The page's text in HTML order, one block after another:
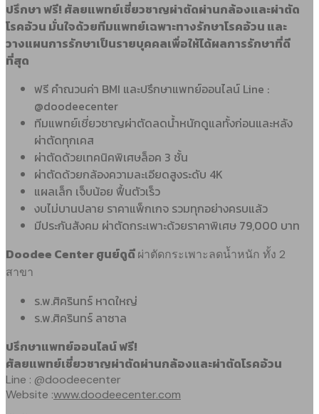
ปรึกษา ฟรี! ศัลยแพทย์เชี่ยวชาญผ่าตัดผ่านกล้องและผ่าตัด
โรคอ้วน มั่นใจด้วยทีมแพทย์เฉพาะทางรักษาโรคอ้วน และ
วางแผนการรักษาเป็นรายบุคคลเพื่อให้ได้ผลการรักษาที่ดี
ที่สุด
ฟรี คำณวนค่า BMI และปรึกษาแพทย์ออนไลน์ Line :
@doodeecenter
ทีมแพทย์เชี่ยวชาญผ่าตัดลดน้ำหนักดูแลทั้งก่อนและหลัง
ผ่าตัดทุกเคส
ผ่าตัดด้วยเทคนิคพิเศษล็อค 3 ชั้น
ผ่าตัดด้วยกล้องความละเอียดสูงระดับ 4K
แผลเล็ก เจ็บน้อย ฟื้นตัวเร็ว
งบไม่บานปลาย ราคาแพ็กเกจ รวมทุกอย่างครบแล้ว
มีประกันสังคม ผ่าตัดกระเพาะด้วยราคาพิเศษ 79,000 บาท
Doodee Center ศูนย์ดูดีผ่าตัดกระเพาะลดน้ำหนัก ทั้ง 2
สาขา
ร.พ.ศิครินทร์ หาดใหญ่
ร.พ.ศิครินทร์ ลาซาล
ปรึกษาแพทย์ออนไลน์ ฟรี!
ศัลยแพทย์เชี่ยวชาญผ่าตัดผ่านกล้องและผ่าตัดโรคอ้วน
Line : @doodeecenter
Website :www.doodeecenter.com